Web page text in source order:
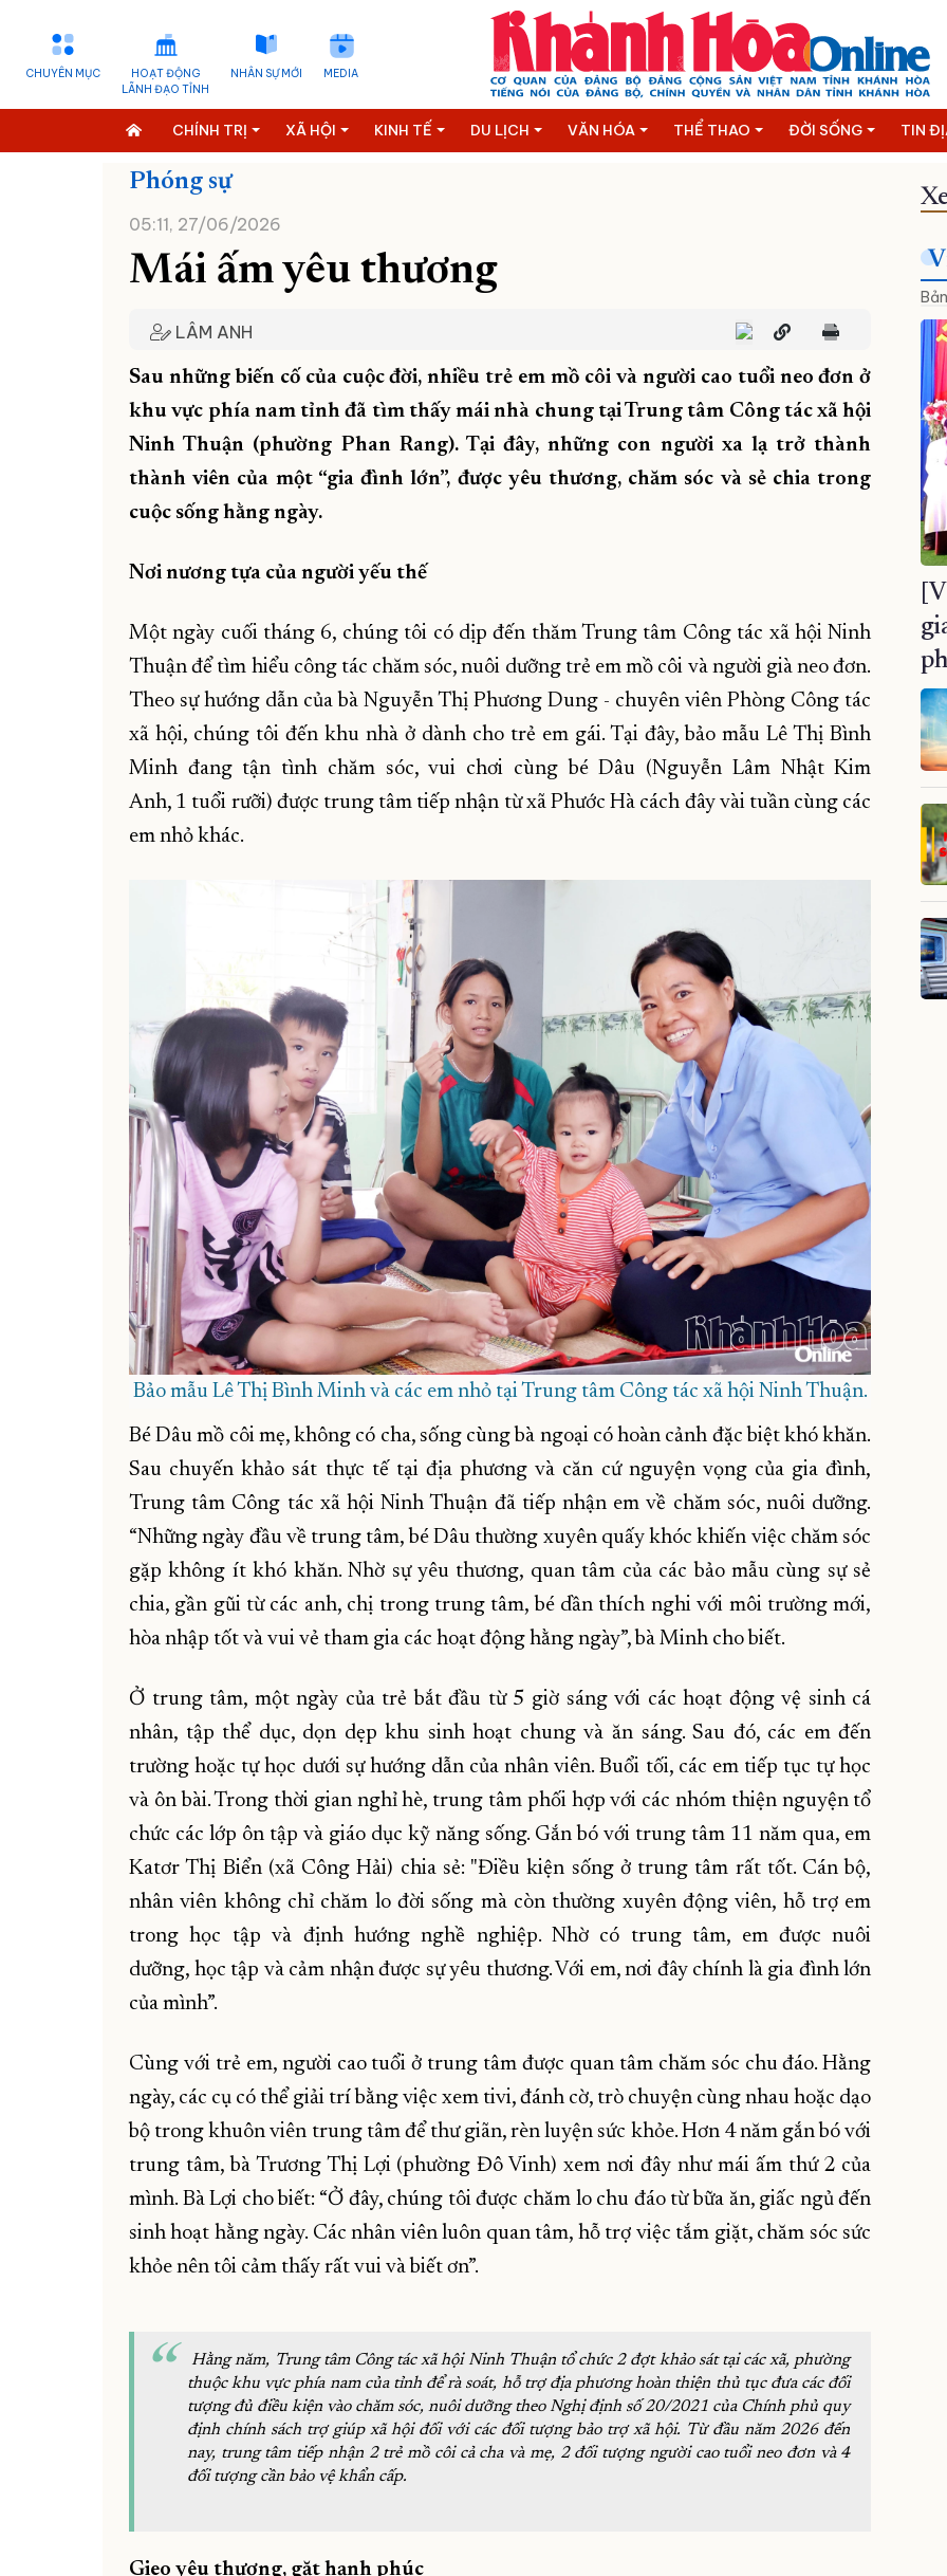
CHUYÊN MỤC
HOẠT ĐỘNG
LÃNH ĐẠO TỈNH
NHÂN SỰ MỚI MEDIA
CHÍNH TRỊ XÃ HỘI KINH TẾ DU LỊCH VĂN HÓA THỂ THAO ĐỜI SỐNG TIN
Phóng sự
05:11, 27/06/2026
Mái ấm yêu thương
LÂM ANH
Sau những biến cố của cuộc đời, nhiều trẻ em mồ côi và người cao tuổi neo đơn ở
khu vực phía nam tỉnh đã tìm thấy mái nhà chung tại Trung tâm Công tác xã hội
Ninh Thuận (phường Phan Rang). Tại đây, những con người xa lạ trở thành
thành viên của một “gia đình lớn”, được yêu thương, chăm sóc và sẻ chia trong
cuộc sống hằng ngày.
Nơi nương tựa của người yếu thế
Một ngày cuối tháng 6, chúng tôi có dịp đến thăm Trung tâm Công tác xã hội Ninh
Thuận để tìm hiểu công tác chăm sóc, nuôi dưỡng trẻ em mồ côi và người già neo đơn.
Theo sự hướng dẫn của bà Nguyễn Thị Phương Dung - chuyên viên Phòng Công tác
xã hội, chúng tôi đến khu nhà ở dành cho trẻ em gái. Tại đây, bảo mẫu Lê Thị Bình
Minh đang tận tình chăm sóc, vui chơi cùng bé Dâu (Nguyễn Lâm Nhật Kim
Anh, 1 tuổi rưỡi) được trung tâm tiếp nhận từ xã Phước Hà cách đây vài tuần cùng các
em nhỏ khác.
Bảo mẫu Lê Thị Bình Minh và các em nhỏ tại Trung tâm Công tác xã hội Ninh Thuận.
Bé Dâu mồ côi mẹ, không có cha, sống cùng bà ngoại có hoàn cảnh đặc biệt khó khăn.
Sau chuyến khảo sát thực tế tại địa phương và căn cứ nguyện vọng của gia đình,
Trung tâm Công tác xã hội Ninh Thuận đã tiếp nhận em về chăm sóc, nuôi dưỡng.
“Những ngày đầu về trung tâm, bé Dâu thường xuyên quấy khóc khiến việc chăm sóc
gặp không ít khó khăn. Nhờ sự yêu thương, quan tâm của các bảo mẫu cùng sự sẻ
chia, gần gũi từ các anh, chị trong trung tâm, bé dần thích nghi với môi trường mới,
hòa nhập tốt và vui vẻ tham gia các hoạt động hằng ngày”, bà Minh cho biết.
Ở trung tâm, một ngày của trẻ bắt đầu từ 5 giờ sáng với các hoạt động vệ sinh cá
nhân, tập thể dục, dọn dẹp khu sinh hoạt chung và ăn sáng. Sau đó, các em đến
trường hoặc tự học dưới sự hướng dẫn của nhân viên. Buổi tối, các em tiếp tục tự học
và ôn bài. Trong thời gian nghỉ hè, trung tâm phối hợp với các nhóm thiện nguyện tổ
chức các lớp ôn tập và giáo dục kỹ năng sống. Gắn bó với trung tâm 11 năm qua, em
Katơr Thị Biển (xã Công Hải) chia sẻ: "Điều kiện sống ở trung tâm rất tốt. Cán bộ,
nhân viên không chỉ chăm lo đời sống mà còn thường xuyên động viên, hỗ trợ em
trong học tập và định hướng nghề nghiệp. Nhờ có trung tâm, em được nuôi
dưỡng, học tập và cảm nhận được sự yêu thương. Với em, nơi đây chính là gia đình lớn
của mình”.
Cùng với trẻ em, người cao tuổi ở trung tâm được quan tâm chăm sóc chu đáo. Hằng
ngày, các cụ có thể giải trí bằng việc xem tivi, đánh cờ, trò chuyện cùng nhau hoặc dạo
bộ trong khuôn viên trung tâm để thư giãn, rèn luyện sức khỏe. Hơn 4 năm gắn bó với
trung tâm, bà Trương Thị Lợi (phường Đô Vinh) xem nơi đây như mái ấm thứ 2 của
mình. Bà Lợi cho biết: “Ở đây, chúng tôi được chăm lo chu đáo từ bữa ăn, giấc ngủ đến
sinh hoạt hằng ngày. Các nhân viên luôn quan tâm, hỗ trợ việc tắm giặt, chăm sóc sức
khỏe nên tôi cảm thấy rất vui và biết ơn”.
Hằng năm, Trung tâm Công tác xã hội Ninh Thuận tổ chức 2 đợt khảo sát tại các xã, phường
thuộc khu vực phía nam của tỉnh để rà soát, hỗ trợ địa phương hoàn thiện thủ tục đưa các đối
tượng đủ điều kiện vào chăm sóc, nuôi dưỡng theo Nghị định số 20/2021 của Chính phủ quy
định chính sách trợ giúp xã hội đối với các đối tượng bảo trợ xã hội. Từ đầu năm 2026 đến
nay, trung tâm tiếp nhận 2 trẻ mồ côi cả cha và mẹ, 2 đối tượng người cao tuổi neo đơn và 4
đối tượng cần bảo vệ khẩn cấp.
Gieo yêu thương, gặt hạnh phúc